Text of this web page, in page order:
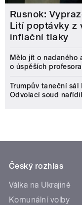
Rusnok:
Lití poptávky z
inflační tlaky
Mělo jít o nadaného
o úspěších
Trumpův taneční sál
Odvolací soud
Český rozhlas
Válka na Ukrajině
Komunální volby